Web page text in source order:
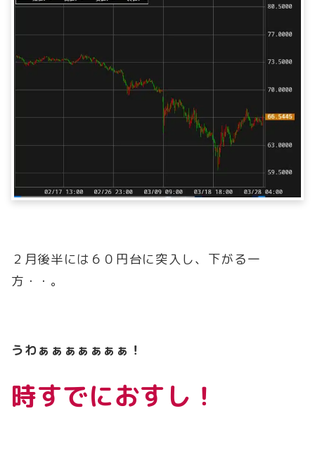
２月後半には６０円台に突入し、下がる一
方・・。
うわぁぁぁぁぁぁぁ！
時すでにおすし！